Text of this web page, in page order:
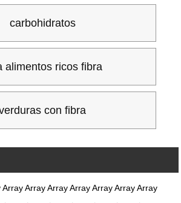
carbohidratos
alimentos ricos fibra
con fibra
Array Array Array Array Array Array